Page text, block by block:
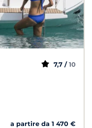
7,7 / 10
a partire da 1 470 €